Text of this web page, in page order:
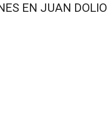
EN JUAN DOLIO